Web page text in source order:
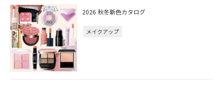
2026 秋冬新色カタログ
メイクアップ